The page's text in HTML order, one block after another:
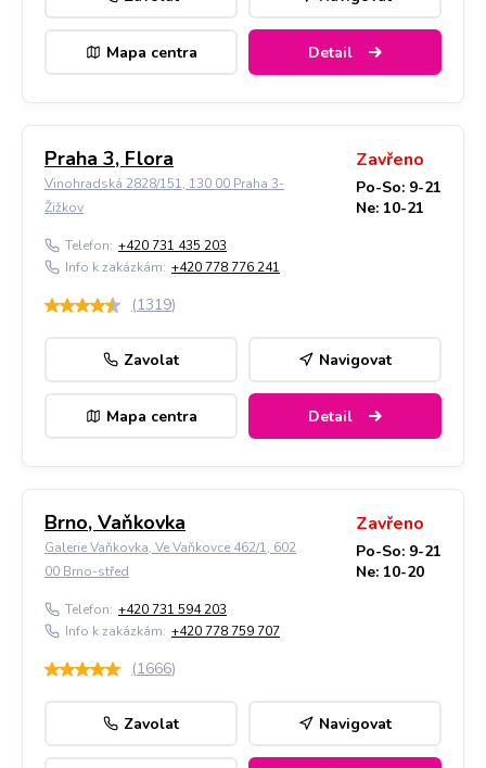
Mapa centra Detail
Praha 3, Flora
Vinohradská 2828/151, 130 00 Praha 3-
Žižkov
Zavřeno
Po-So: 9-21
Ne: 10-21
Telefon: +420 731 435 203
Info k zakázkám: +420 778 776 241
(1319)
Zavolat Navigovat
Mapa centra Detail
Brno, Vaňkovka
Galerie Vaňkovka, Ve Vaňkovce 462/1, 602
00 Brno-střed
Zavřeno
Po-So: 9-21
Ne: 10-20
Telefon: +420 731 594 203
Info k zakázkám: +420 778 759 707
(1666)
Zavolat Navigovat